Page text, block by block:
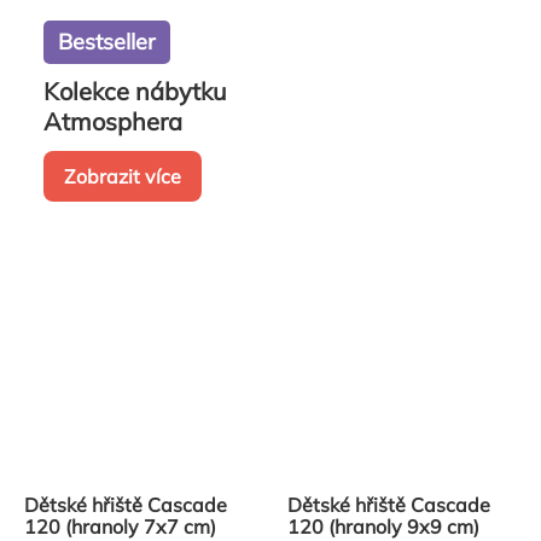
Bestseller
Kolekce nábytku
Atmosphera
Zobrazit více
Dětské hřiště Cascade
120 (hranoly 7x7 cm)
Dětské hřiště Cascade
120 (hranoly 9x9 cm)